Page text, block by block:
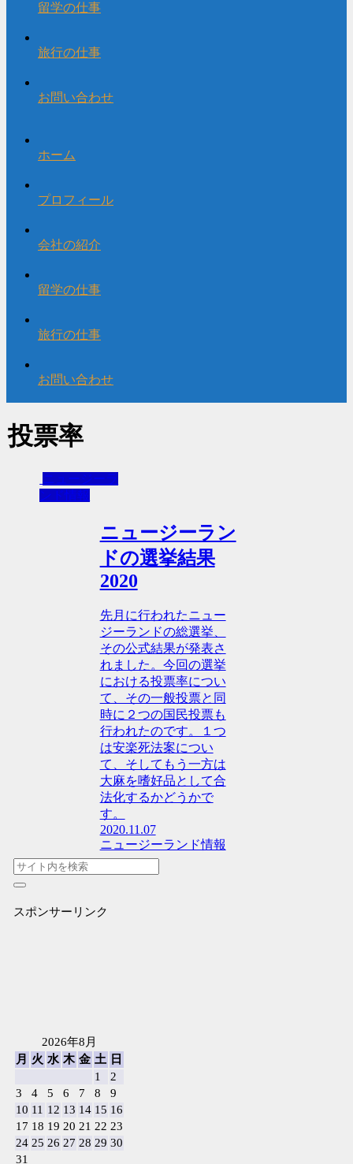
留学の仕事
旅行の仕事
お問い合わせ
ホーム
プロフィール
会社の紹介
留学の仕事
旅行の仕事
お問い合わせ
投票率
ニュージーラ
ンド情報
ニュージーラン
ドの選挙結果
2020
先月に行われたニュー
ジーランドの総選挙、
その公式結果が発表さ
れました。今回の選挙
における投票率につい
て、その一般投票と同
時に２つの国民投票も
行われたのです。１つ
は安楽死法案につい
て、そしてもう一方は
大麻を嗜好品として合
法化するかどうかで
す。
2020.11.07
ニュージーランド情報
スポンサーリンク
2026年8月
月
火 水 木 金 土
日
1
2
3
4 5 6 7 8
9
10 11 12 13 14 15 16
17 18 19 20 21 22 23
24 25 26 27 28 29 30
31